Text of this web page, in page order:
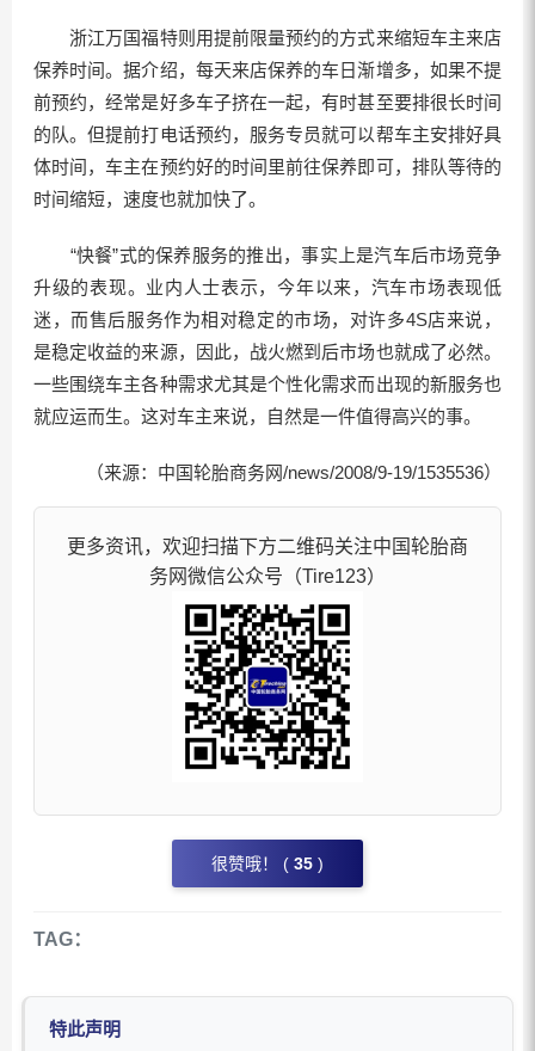
浙江万国福特则用提前限量预约的方式来缩短车主来店
保养时间。据介绍，每天来店保养的车日渐增多，如果不提
前预约，经常是好多车子挤在一起，有时甚至要排很长时间
的队。但提前打电话预约，服务专员就可以帮车主安排好具
体时间，车主在预约好的时间里前往保养即可，排队等待的
时间缩短，速度也就加快了。
“快餐”式的保养服务的推出，事实上是汽车后市场竞争
升级的表现。业内人士表示，今年以来，汽车市场表现低
迷，而售后服务作为相对稳定的市场，对许多4S店来说，
是稳定收益的来源，因此，战火燃到后市场也就成了必然。
一些围绕车主各种需求尤其是个性化需求而出现的新服务也
就应运而生。这对车主来说，自然是一件值得高兴的事。
（来源：中国轮胎商务网/news/2008/9-19/1535536）
更多资讯，欢迎扫描下方二维码关注中国轮胎商
务网微信公众号（Tire123）
很赞哦！ ( 35 )
TAG：
特此声明